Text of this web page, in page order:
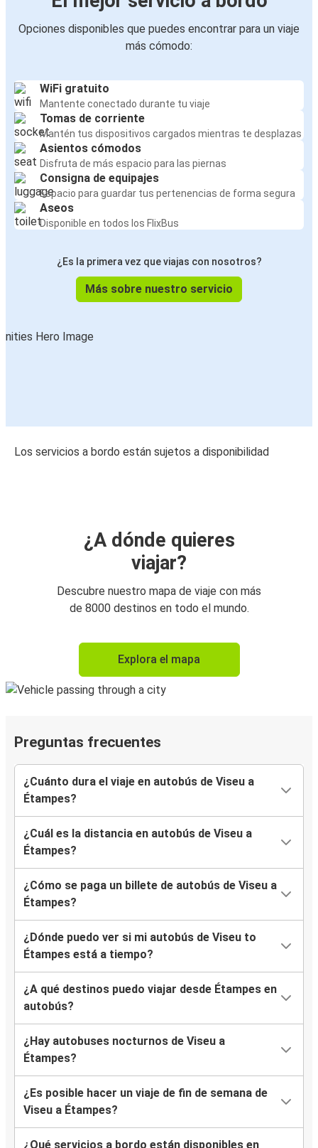
Opciones disponibles que puedes encontrar para un viaje
más cómodo:
WiFi gratuito
Mantente conectado durante tu viaje
Tomas de corriente
Mantén tus dispositivos cargados mientras te desplazas
Asientos cómodos
Disfruta de más espacio para las piernas
Consigna de equipajes
Espacio para guardar tus pertenencias de forma segura
Aseos
Disponible en todos los FlixBus
¿Es la primera vez que viajas con nosotros?
Más sobre nuestro servicio
Los servicios a bordo están sujetos a disponibilidad
¿A dónde quieres
viajar?
Descubre nuestro mapa de viaje con más
de 8000 destinos en todo el mundo.
Explora el mapa
Preguntas frecuentes
¿Cuánto dura el viaje en autobús de Viseu a
Étampes?
¿Cuál es la distancia en autobús de Viseu a
Étampes?
¿Cómo se paga un billete de autobús de Viseu a
Étampes?
¿Dónde puedo ver si mi autobús de Viseu to
Étampes está a tiempo?
¿A qué destinos puedo viajar desde Étampes en
autobús?
¿Hay autobuses nocturnos de Viseu a
Étampes?
¿Es posible hacer un viaje de fin de semana de
Viseu a Étampes?
¿Qué servicios a bordo están disponibles en